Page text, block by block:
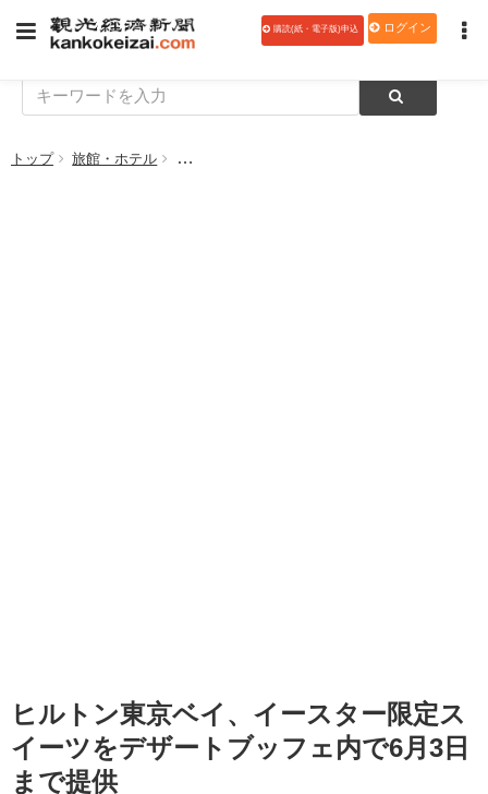
購読(紙・電子版)申込 ログイン
トップ 旅館・ホテル ヒルトン東京ベイ、イースター限定スイーツを
ヒルトン東京ベイ、イースター限定ス
イーツをデザートブッフェ内で6月3日
まで提供